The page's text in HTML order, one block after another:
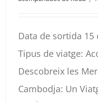
Data de sortida 15
Tipus de viatge:
Descobreix les
Cambodja: Un